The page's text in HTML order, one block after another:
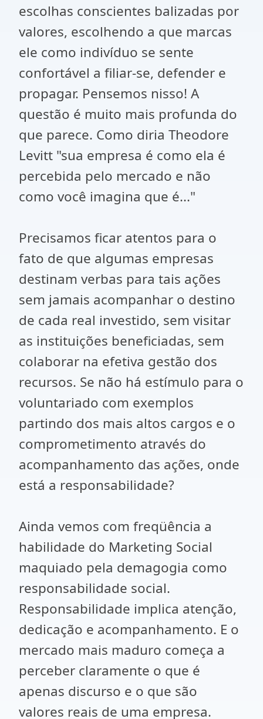
escolhas conscientes balizadas por
valores, escolhendo a que marcas
ele como indivíduo se sente
confortável a filiar-se, defender e
propagar. Pensemos nisso! A
questão é muito mais profunda do
que parece. Como diria Theodore
Levitt "sua empresa é como ela é
percebida pelo mercado e não
como você imagina que é..."
Precisamos ficar atentos para o
fato de que algumas empresas
destinam verbas para tais ações
sem jamais acompanhar o destino
de cada real investido, sem visitar
as instituições beneficiadas, sem
colaborar na efetiva gestão dos
recursos. Se não há estímulo para o
voluntariado com exemplos
partindo dos mais altos cargos e o
comprometimento através do
acompanhamento das ações, onde
está a responsabilidade?
Ainda vemos com freqüência a
habilidade do Marketing Social
maquiado pela demagogia como
responsabilidade social.
Responsabilidade implica atenção,
dedicação e acompanhamento. E o
mercado mais maduro começa a
perceber claramente o que é
apenas discurso e o que são
valores reais de uma empresa.